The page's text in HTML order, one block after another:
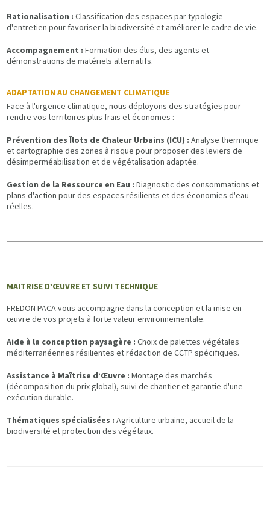
Rationalisation : Classification des espaces par typologie
d'entretien pour favoriser la biodiversité et améliorer le cadre de vie.
Accompagnement : Formation des élus, des agents et
démonstrations de matériels alternatifs.
ADAPTATION AU CHANGEMENT CLIMATIQUE
Face à l'urgence climatique, nous déployons des stratégies pour
rendre vos territoires plus frais et économes :
Prévention des Îlots de Chaleur Urbains (ICU) : Analyse thermique
et cartographie des zones à risque pour proposer des leviers de
désimperméabilisation et de végétalisation adaptée.
Gestion de la Ressource en Eau : Diagnostic des consommations et
plans d'action pour des espaces résilients et des économies d'eau
réelles.
MAITRISE D’ŒUVRE ET SUIVI TECHNIQUE
FREDON PACA vous accompagne dans la conception et la mise en
œuvre de vos projets à forte valeur environnementale.
Aide à la conception paysagère : Choix de palettes végétales
méditerranéennes résilientes et rédaction de CCTP spécifiques.
Assistance à Maîtrise d’Œuvre : Montage des marchés
(décomposition du prix global), suivi de chantier et garantie d'une
exécution durable.
Thématiques spécialisées : Agriculture urbaine, accueil de la
biodiversité et protection des végétaux.